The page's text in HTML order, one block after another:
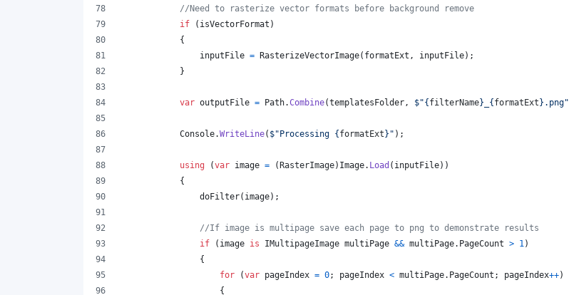
//Need to rasterize vector formats before background remove
if
( isVectorFormat )
{
inputFile = RasterizeVectorImage( formatExt , inputFile) ;
}
var outputFile = Path.Combine(templatesFolder, $"{ filterName} { formatExt } .png"
Console.WriteLine( $"Processing { formatExt } " ) ;
using (var image = ( RasterImage) Image. Load ( inputFile) )
{
doFilter( image) ;
//If image is multipage save each page to png to demonstrate results
if
( image is IMultipageImage multiPage && multiPage. PageCount > 1)
{
for
(var pageIndex = 0; pageIndex < multiPage. PageCount ; pageIndex++)
{